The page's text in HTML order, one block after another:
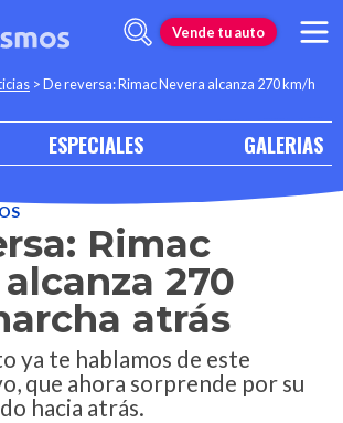
Vende tu auto
>De reversa: Rimac Nevera alcanza 270 km/h
ESPECIALES GALERIAS
Rimac
270
atrás
ya te hablamos de este
que ahora sorprende por su
hacia atrás.